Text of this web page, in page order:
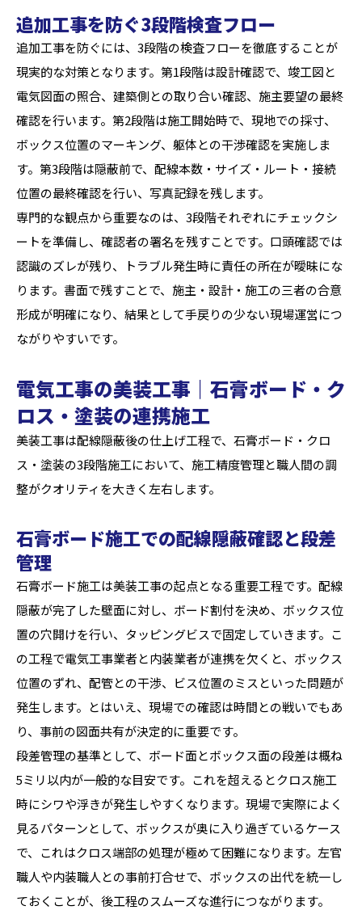
追加工事を防ぐ3段階検査フロー
追加工事を防ぐには、3段階の検査フローを徹底することが
現実的な対策となります。第1段階は設計確認で、竣工図と
電気図面の照合、建築側との取り合い確認、施主要望の最終
確認を行います。第2段階は施工開始時で、現地での採寸、
ボックス位置のマーキング、躯体との干渉確認を実施しま
す。第3段階は隠蔽前で、配線本数・サイズ・ルート・接続
位置の最終確認を行い、写真記録を残します。
専門的な観点から重要なのは、3段階それぞれにチェックシ
ートを準備し、確認者の署名を残すことです。口頭確認では
認識のズレが残り、トラブル発生時に責任の所在が曖昧にな
ります。書面で残すことで、施主・設計・施工の三者の合意
形成が明確になり、結果として手戻りの少ない現場運営につ
ながりやすいです。
電気工事の美装工事｜石膏ボード・ク
ロス・塗装の連携施工
美装工事は配線隠蔽後の仕上げ工程で、石膏ボード・クロ
ス・塗装の3段階施工において、施工精度管理と職人間の調
整がクオリティを大きく左右します。
石膏ボード施工での配線隠蔽確認と段差
管理
石膏ボード施工は美装工事の起点となる重要工程です。配線
隠蔽が完了した壁面に対し、ボード割付を決め、ボックス位
置の穴開けを行い、タッピングビスで固定していきます。こ
の工程で電気工事業者と内装業者が連携を欠くと、ボックス
位置のずれ、配管との干渉、ビス位置のミスといった問題が
発生します。とはいえ、現場での確認は時間との戦いでもあ
り、事前の図面共有が決定的に重要です。
段差管理の基準として、ボード面とボックス面の段差は概ね
5ミリ以内が一般的な目安です。これを超えるとクロス施工
時にシワや浮きが発生しやすくなります。現場で実際によく
見るパターンとして、ボックスが奥に入り過ぎているケース
で、これはクロス端部の処理が極めて困難になります。左官
職人や内装職人との事前打合せで、ボックスの出代を統一し
ておくことが、後工程のスムーズな進行につながります。